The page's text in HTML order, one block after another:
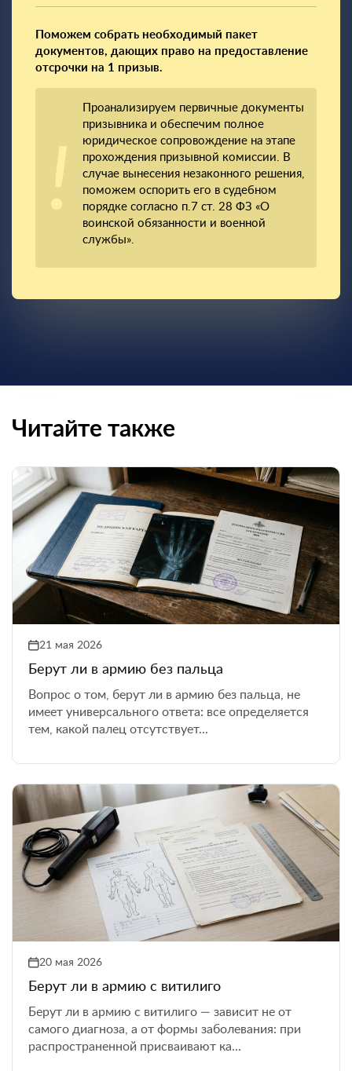
Поможем собрать необходимый пакет
документов, дающих право на предоставление
отсрочки на 1 призыв.
Проанализируем первичные документы
призывника и обеспечим полное
юридическое сопровождение на этапе
прохождения призывной комиссии. В
случае вынесения незаконного решения,
поможем оспорить его в судебном
порядке согласно п.7 ст. 28 ФЗ «О
воинской обязанности и военной
службы».
Читайте также
21 мая 2026
Берут ли в армию без пальца
Вопрос о том, берут ли в армию без пальца, не
имеет универсального ответа: все определяется
тем, какой палец отсутствует...
20 мая 2026
Берут ли в армию с витилиго
Берут ли в армию с витилиго — зависит не от
самого диагноза, а от формы заболевания: при
распространенной присваивают ка...